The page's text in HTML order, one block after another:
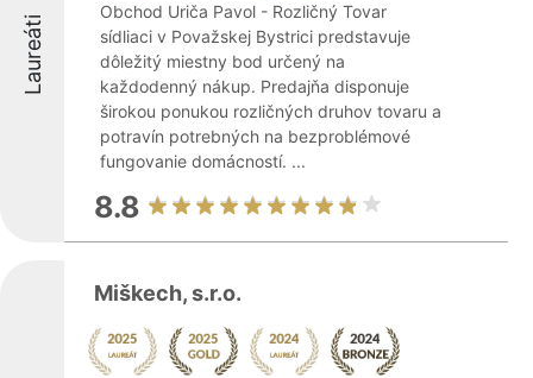
Laureáti
Obchod Uriča Pavol - Rozličný Tovar
sídliaci v Považskej Bystrici predstavuje
dôležitý miestny bod určený na
každodenný nákup. Predajňa disponuje
širokou ponukou rozličných druhov tovaru a
potravín potrebných na bezproblémové
fungovanie domácností. ...
8.8
Miškech, s.r.o.